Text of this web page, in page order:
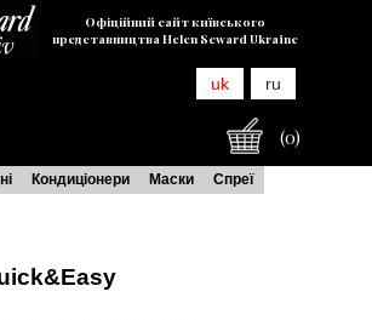
(0)
Офіційний сайт київського
представництва Helen Seward Ukraine
uk ru
Кондиціонери Маски Спреї